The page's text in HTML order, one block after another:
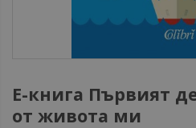
Е-книга Първият
от живота ми